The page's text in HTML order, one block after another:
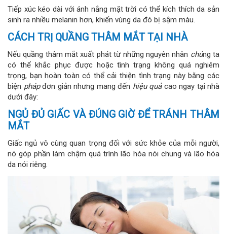
Tiếp xúc kéo dài với ánh nắng mặt trời có thể kích thích da sản
sinh ra nhiều melanin hơn, khiến vùng da đó bị sậm màu.
CÁCH TRỊ QUẦNG THÂM MẮT TẠI NHÀ
Nếu quầng thâm mắt xuất phát từ những nguyên nhân chúng ta
có thể khắc phục được hoặc tình trạng không quá nghiêm
trọng, bạn hoàn toàn có thể cải thiện tình trạng này bằng các
biện phápđơn giản nhưng mang đến hiệu quả cao ngay tại nhà
dưới đây:
NGỦ ĐỦ GIẤC VÀ ĐÚNG GIỜ ĐỂ TRÁNH THÂM
MẮT
Giấc ngủ vô cùng quan trọng đối với sức khỏe của mỗi người,
nó góp phần làm chậm quá trình lão hóa nói chung và lão hóa
da nói riêng.